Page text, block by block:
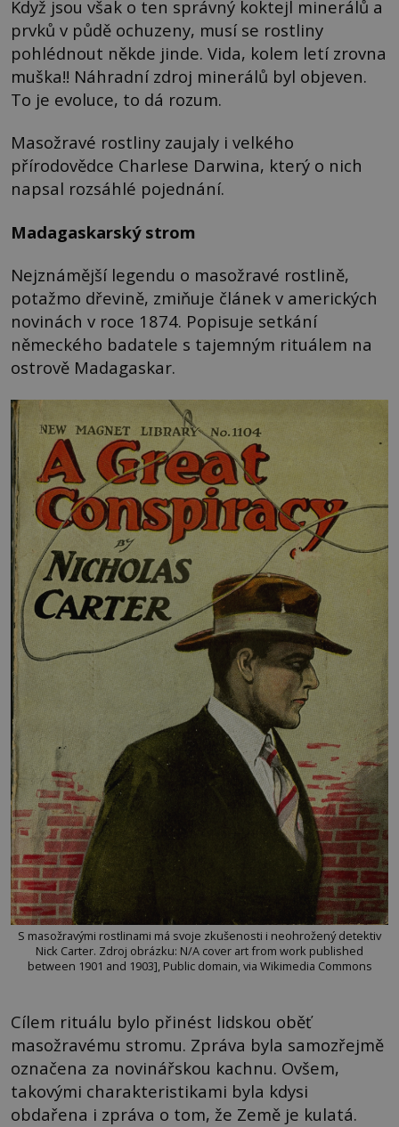
Když jsou však o ten správný koktejl minerálů a
prvků v půdě ochuzeny, musí se rostliny
pohlédnout někde jinde. Vida, kolem letí zrovna
muška!! Náhradní zdroj minerálů byl objeven.
To je evoluce, to dá rozum.
Masožravé rostliny zaujaly i velkého
přírodovědce Charlese Darwina, který o nich
napsal rozsáhlé pojednání.
Madagaskarský strom
Nejznámější legendu o masožravé rostlině,
potažmo dřevině, zmiňuje článek v amerických
novinách v roce 1874. Popisuje setkání
německého badatele s tajemným rituálem na
ostrově Madagaskar.
S masožravými rostlinami má svoje zkušenosti i neohrožený detektiv
Nick Carter. Zdroj obrázku: N/A cover art from work published
between 1901 and 1903], Public domain, via Wikimedia Commons
Cílem rituálu bylo přinést lidskou oběť
masožravému stromu. Zpráva byla samozřejmě
označena za novinářskou kachnu. Ovšem,
takovými charakteristikami byla kdysi
obdařena i zpráva o tom, že Země je kulatá.